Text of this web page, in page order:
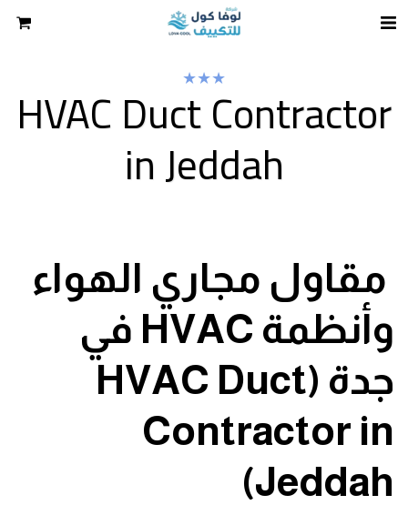
HVAC Duct Contractor
in Jeddah
★
★
★
مقاول مجاري الهواء
وأنظمة HVAC في
جدة (HVAC Duct
Contractor in
Jeddah)